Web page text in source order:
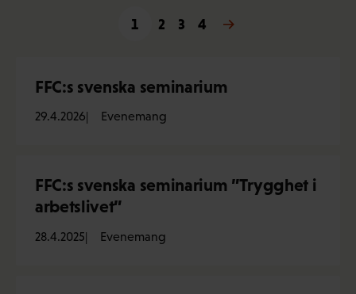
1 2 3 4Nästa →
FFC:s svenska seminarium
29.4.2026 Evenemang
FFC:s svenska seminarium ”Trygghet i
arbetslivet”
28.4.2025 Evenemang